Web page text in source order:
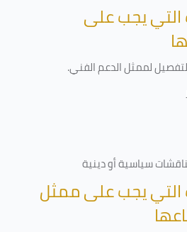
التي يجب على
لممثل الدعم الفني.
سياسية أو دينية
التي يجب على ممثل